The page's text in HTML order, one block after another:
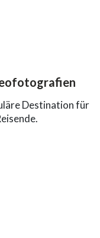
Destination für